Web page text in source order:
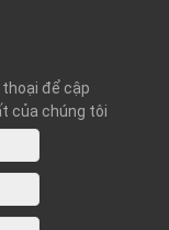
thoại để cập
của chúng tôi